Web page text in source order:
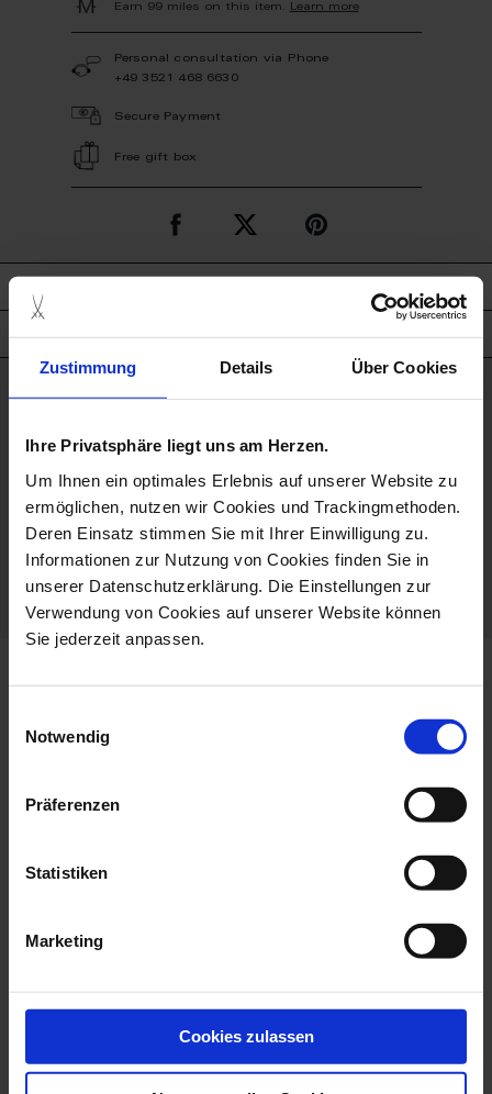
Zustimmung Details Über Cookies
Ihre Privatsphäre liegt uns am Herzen.
Um Ihnen ein optimales Erlebnis auf unserer Website zu
ermöglichen, nutzen wir Cookies und Trackingmethoden.
Deren Einsatz stimmen Sie mit Ihrer Einwilligung zu.
Informationen zur Nutzung von Cookies finden Sie in
unserer Datenschutzerklärung. Die Einstellungen zur
Verwendung von Cookies auf unserer Website können
Sie jederzeit anpassen.
Notwendig
Präferenzen
Statistiken
Marketing
Cookies zulassen
Earn 99 miles on this item. Learn more
Personal consultation via Phone
+49 3521 468 6630
Secure Payment
Free gift box
product details
Porcelain - Handmade in
Germany
more products from the
Dinner Plate, Small,
Available
Starter- And Dessert
Plate, Shape ...
Available